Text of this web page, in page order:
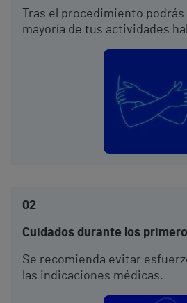
Tras el procedimiento
mayoría de tus actividades
02
Cuidados durante los
Se recomienda evitar
las indicaciones médicas.